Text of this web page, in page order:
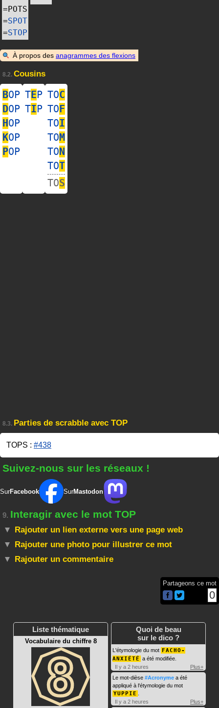
=POTS
=SPOT
=STOP
À propos des anagrammes des flexions
8.2. Cousins
BOP
DOP
HOP
KOP
POP
TEP
TIP
TOC
TOF
TOI
TOM
TON
TOT
TOS
8.3. Parties de scrabble avec TOP
TOPS : #438
Suivez-nous sur les réseaux !
SurFacebook SurMastodon
9. Interagir avec le mot TOP
Rajouter un lien externe vers une page web
Rajouter une photo pour illustrer ce mot
Rajouter un commentaire
Partageons ce mot
0
Liste thématique
Vocabulaire du chiffre 8
Quoi de beau
sur le dico ?
L'étymologie du mot FACHO-
ANXIÉTÉ a été modifiée.
Il y a 2 heures
Plus+
Le mot-dièse #Acronyme a été
appliqué à l'étymologie du mot
YUPPIE
Il y a 2 heures
Plus+